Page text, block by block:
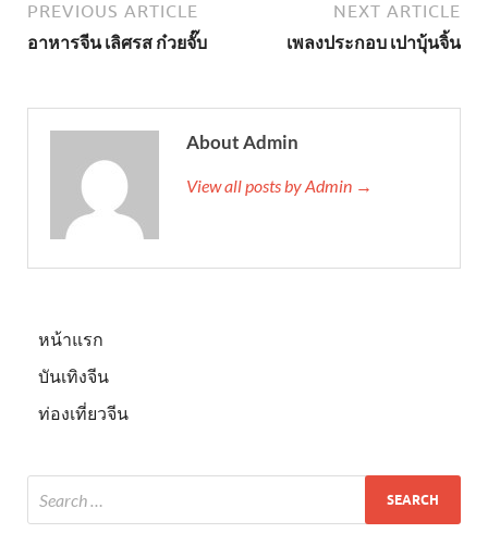
PREVIOUS ARTICLE
อาหารจีน เลิศรส ก๋วยจั๊บ
NEXT ARTICLE
เพลงประกอบ เปาบุ้นจิ้น
About Admin
View all posts by Admin →
หน้าแรก
บันเทิงจีน
ท่องเที่ยวจีน